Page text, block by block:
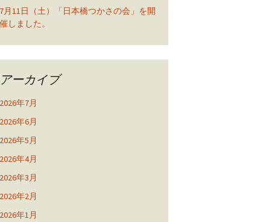
7月11日（土）「日本橋つかさの会」を開
催しました。
アーカイブ
2026年7月
2026年6月
2026年5月
2026年4月
2026年3月
2026年2月
2026年1月